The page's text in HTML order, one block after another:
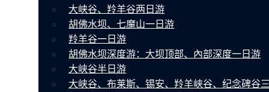
大峡谷、羚羊谷两日游
胡佛水坝、七魔山一日游
羚羊谷一日游
胡佛水坝深度游：大坝顶部、內部深度一日游
大峡谷半日游
大峡谷、布莱斯、锡安、羚羊峡谷、纪念碑谷